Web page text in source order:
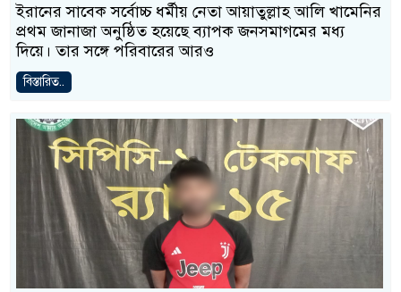
ইরানের সাবেক সর্বোচ্চ ধর্মীয় নেতা আয়াতুল্লাহ আলি খামেনির
প্রথম জানাজা অনুষ্ঠিত হয়েছে ব্যাপক জনসমাগমের মধ্য
দিয়ে। তার সঙ্গে পরিবারের আরও
বিস্তারিত..